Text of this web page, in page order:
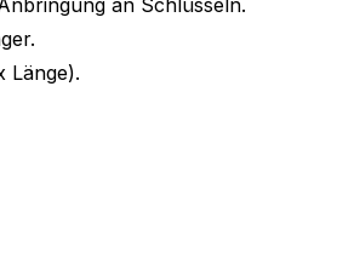
an Schlüsseln.
Länge).